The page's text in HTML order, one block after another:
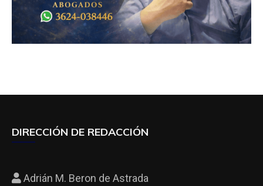
DIRECCIÓN DE REDACCIÓN
Adrián M. Beron de Astrada